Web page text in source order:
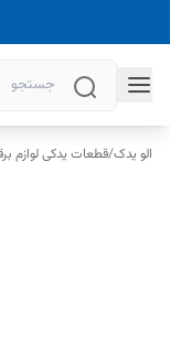
الو یدک/قطعات یدکی لوازم